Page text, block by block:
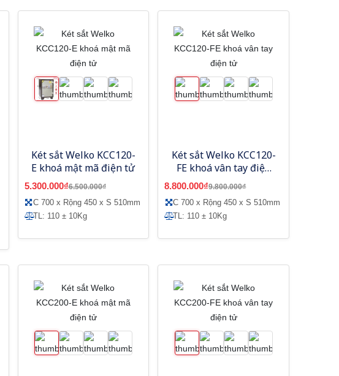
Két sắt Welko KCC120-
E khoá mật mã điện tử
5.300.000₫6.500.000₫
C 700 x Rộng 450 x S 510mm
TL: 110 ± 10Kg
Két sắt Welko KCC120-
FE khoá vân tay điện
tử
8.800.000₫9.800.000₫
C 700 x Rộng 450 x S 510mm
TL: 110 ± 10Kg